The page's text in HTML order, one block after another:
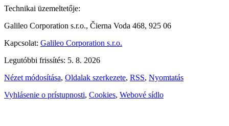
Technikai üzemeltetője:
Galileo Corporation s.r.o., Čierna Voda 468, 925 06
Kapcsolat: Galileo Corporation s.r.o.
Legutóbbi frissítés: 5. 8. 2026
Nézet módosítása, Oldalak szerkezete, RSS, Nyomtatás
Vyhlásenie o prístupnosti, Cookies, Webové sídlo